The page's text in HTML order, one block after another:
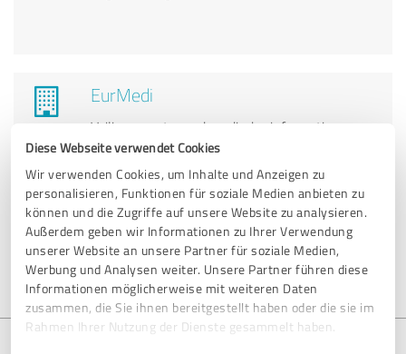
Diese Webseite verwendet Cookies
Wir verwenden Cookies, um Inhalte und Anzeigen zu
personalisieren, Funktionen für soziale Medien anbieten zu
können und die Zugriffe auf unsere Website zu analysieren.
Außerdem geben wir Informationen zu Ihrer Verwendung
unserer Website an unsere Partner für soziale Medien,
Werbung und Analysen weiter. Unsere Partner führen diese
Informationen möglicherweise mit weiteren Daten
zusammen, die Sie ihnen bereitgestellt haben oder die sie im
Rahmen Ihrer Nutzung der Dienste gesammelt haben.
EurMedi
Veilig en vertrouwd medische informatie
inwinnen